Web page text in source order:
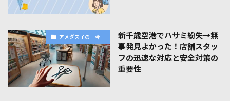
アメダス子の「今」
新千歳空港でハサミ紛失→無
事発見よかった！店舗スタッ
フの迅速な対応と安全対策の
重要性